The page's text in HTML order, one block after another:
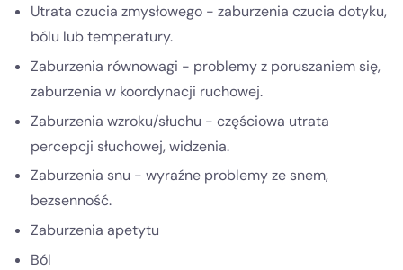
Utrata czucia zmysłowego - zaburzenia czucia dotyku,
bólu lub temperatury.
Zaburzenia równowagi - problemy z poruszaniem się,
zaburzenia w koordynacji ruchowej.
Zaburzenia wzroku/słuchu - częściowa utrata
percepcji słuchowej, widzenia.
Zaburzenia snu - wyraźne problemy ze snem,
bezsenność.
Zaburzenia apetytu
Ból